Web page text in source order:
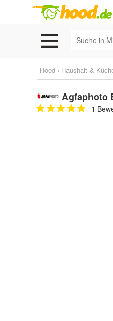
Hood › Haushalt &
Agfaphoto
1